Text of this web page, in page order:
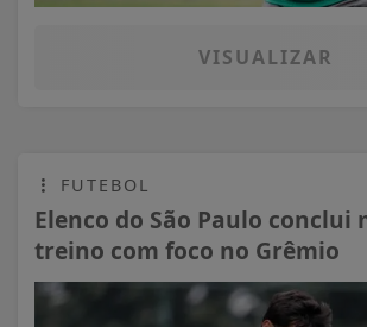
VISUALIZAR
FUTEBOL
Elenco do São Paulo conclui
treino com foco no Grêmio